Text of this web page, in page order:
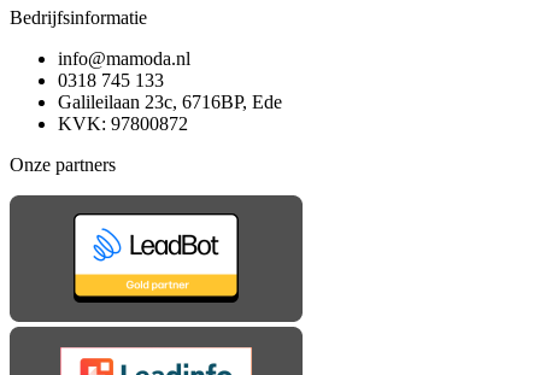
Bedrijfsinformatie
info@mamoda.nl
0318 745 133
Galileilaan 23c, 6716BP, Ede
KVK: 97800872
Onze partners